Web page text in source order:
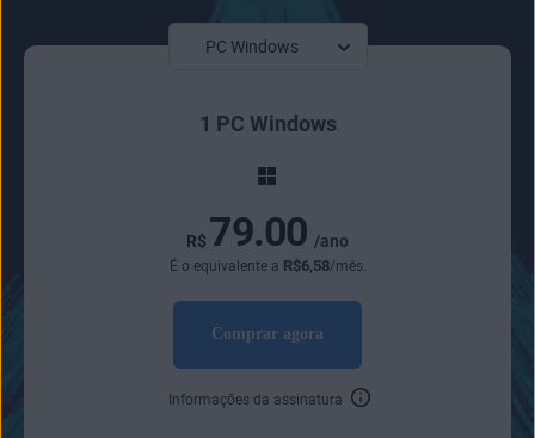
1 PC Windows
R$ 79.00 /ano
É o equivalente a R$6,58/mês.
Comprar agora
Informações da assinatura